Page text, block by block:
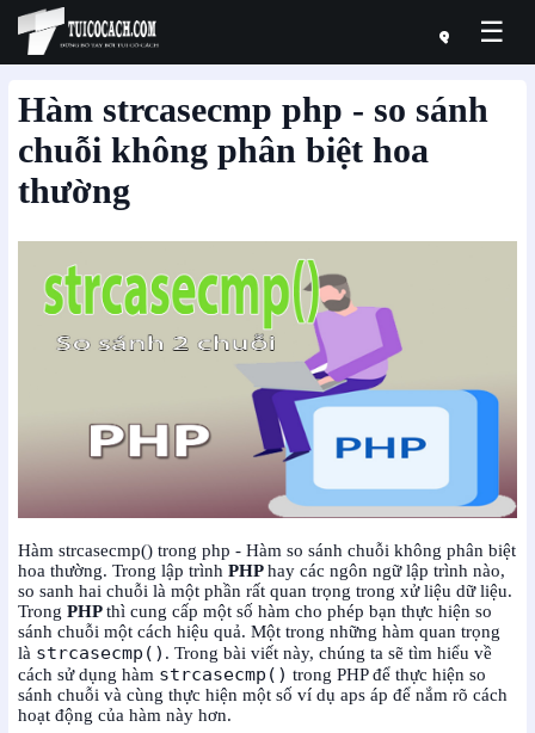
☰
Hàm strcasecmp php - so sánh
chuỗi không phân biệt hoa
thường
Hàm strcasecmp() trong php - Hàm so sánh chuỗi không phân biệt
hoa thường. Trong lập trình PHPhay các ngôn ngữ lập trình nào,
so sanh hai chuỗi là một phần rất quan trọng trong xử liệu dữ liệu.
Trong PHPthì cung cấp một số hàm cho phép bạn thực hiện so
sánh chuỗi một cách hiệu quả. Một trong những hàm quan trọng
là strcasecmp() . Trong bài viết này, chúng ta sẽ tìm hiểu về
cách sử dụng hàm strcasecmp() trong PHP để thực hiện so
sánh chuỗi và cùng thực hiện một số ví dụ aps áp để nắm rõ cách
hoạt động của hàm này hơn.